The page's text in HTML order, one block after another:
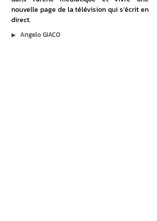
nouvelle page de la télévision qui s’écrit en
direct.
▶︎ Angelo GIACO